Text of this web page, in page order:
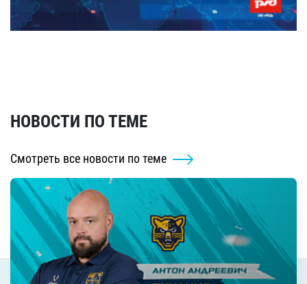
НОВОСТИ ПО ТЕМЕ
Смотреть все новости по теме